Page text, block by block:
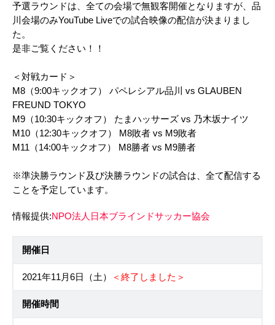
予選ラウンドは、全ての会場で無観客開催となりますが、品
川会場のみYouTube Liveでの試合映像の配信が決まりまし
た。
是非ご覧ください！！
＜対戦カード＞
M8（9:00キックオフ） パペレシアル品川 vs GLAUBEN
FREUND TOKYO
M9（10:30キックオフ） たまハッサーズ vs 乃木坂ナイツ
M10（12:30キックオフ） M8敗者 vs M9敗者
M11（14:00キックオフ） M8勝者 vs M9勝者
※準決勝ラウンド及び決勝ラウンドの試合は、全て配信する
ことを予定しています。
情報提供:NPO法人日本ブラインドサッカー協会
開催日
2021年11月6日（土） ＜終了しました＞
開催時間